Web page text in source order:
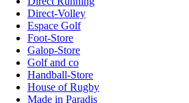
Direct-Volley
Espace Golf
Foot-Store
Galop-Store
Golf and co
Handball-Store
House of Rugby
Made in Paradis